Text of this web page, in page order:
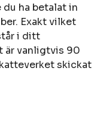
ha betalat in
Exakt vilket
i ditt
är vanligtvis 90
skickat